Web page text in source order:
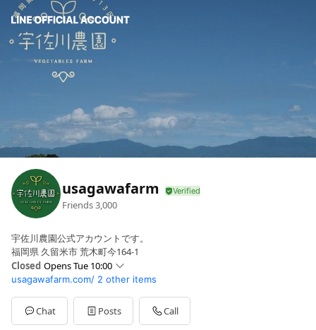
usagawafarm
Friends3,000
宇佐川農園公式アカウントです。
福岡県 久留米市 荒木町今164-1
Closed Opens Tue 10:00
Sun10:00 - 17:00
Mon10:00 - 17:00
Tue10:00 - 17:00
Wed10:00 - 17:00
usagawafarm.com/ 2 other items
Chat Posts Call